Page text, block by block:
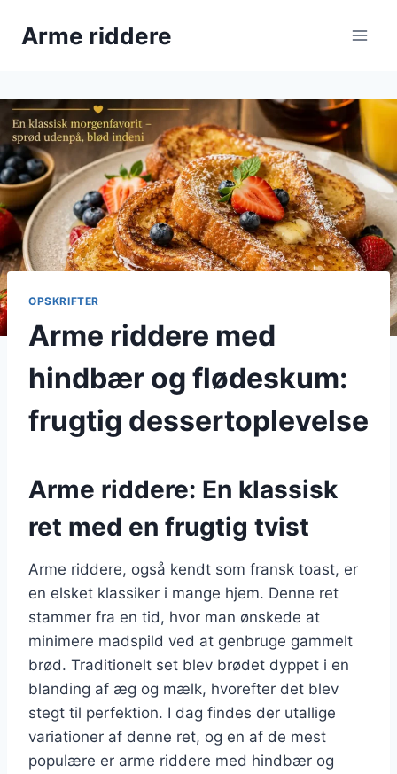
Arme riddere
OPSKRIFTER
Arme riddere med
hindbær og flødeskum:
frugtig dessertoplevelse
Arme riddere: En klassisk
ret med en frugtig tvist
Arme riddere, også kendt som fransk toast, er
en elsket klassiker i mange hjem. Denne ret
stammer fra en tid, hvor man ønskede at
minimere madspild ved at genbruge gammelt
brød. Traditionelt set blev brødet dyppet i en
blanding af æg og mælk, hvorefter det blev
stegt til perfektion. I dag findes der utallige
variationer af denne ret, og en af de mest
populære er arme riddere med hindbær og